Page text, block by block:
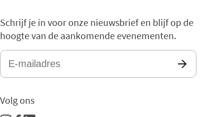
Schrijf je in voor onze nieuwsbrief en blijf op de
hoogte van de aankomende evenementen.
E-
mailadres*
Volg ons